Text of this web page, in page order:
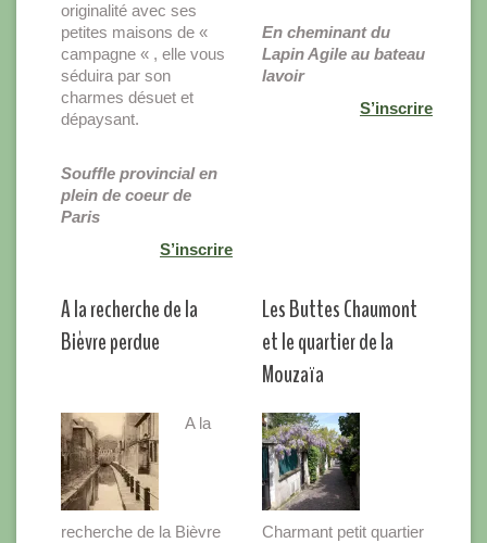
originalité avec ses
petites maisons de «
campagne « , elle vous
séduira par son
charmes désuet et
dépaysant.
Souffle provincial en
plein de coeur de
Paris
S’inscrire
En cheminant du
Lapin Agile au bateau
lavoir
S’inscrire
A la recherche de la
Bièvre perdue
Les Buttes Chaumont
et le quartier de la
Mouzaïa
A la
recherche de la Bièvre
Charmant petit quartier